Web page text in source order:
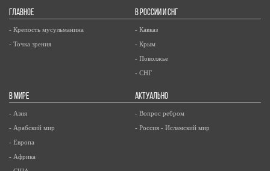
ГЛАВНОЕ
- Крепость мусульманина
- Точка зрения
В РОССИИ И СНГ
- Кавказ
- Крым
- Поволжье
- СНГ
В МИРЕ
- Азия
- Арабский мир
- Европа
- Африка
АКТУАЛЬНО
- Вопрос ребром
- Россия - Исламский мир